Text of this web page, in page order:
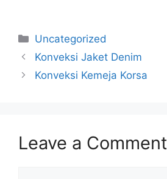
Uncategorized
Konveksi Jaket Denim
Konveksi Kemeja Korsa
Leave a Comment